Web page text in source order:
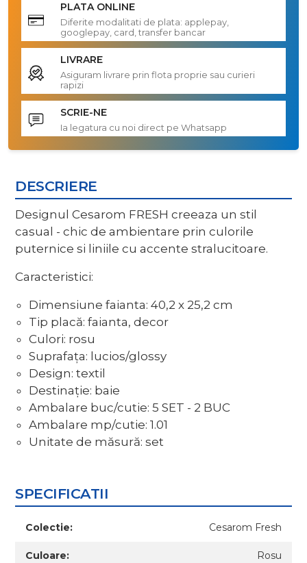
PLATA ONLINE
Diferite modalitati de plata: applepay,
googlepay, card, transfer bancar
LIVRARE
Asiguram livrare prin flota proprie sau curieri
rapizi
SCRIE-NE
Ia legatura cu noi direct pe Whatsapp
DESCRIERE
Designul Cesarom FRESH creeaza un stil
casual - chic de ambientare prin culorile
puternice si liniile cu accente stralucitoare.
Caracteristici:
Dimensiune faianta: 40,2 x 25,2 cm
Tip placă: faianta, decor
Culori: rosu
Suprafața: lucios/glossy
Design: textil
Destinație: baie
Ambalare buc/cutie: 5 SET - 2 BUC
Ambalare mp/cutie: 1.01
Unitate de măsură: set
SPECIFICATII
Colectie: Cesarom Fresh
Culoare: Rosu